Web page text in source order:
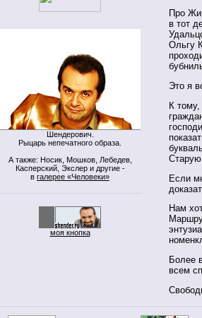
Шендерович.
Рыцарь непечатного образа.
А также: Носик, Мошков, Лебедев,
Касперский, Экслер и другие -
в галерее «Человеки»
моя кнопка
Про
в тот
Ольгу
Это я
К
Старую
Если
Нам
Более
всем